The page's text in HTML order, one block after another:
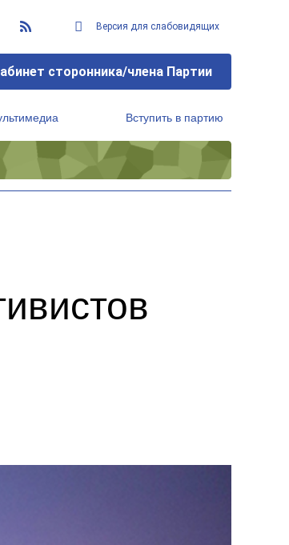
Версия для слабовидящих
сторонника/члена Партии
Вступить в партию